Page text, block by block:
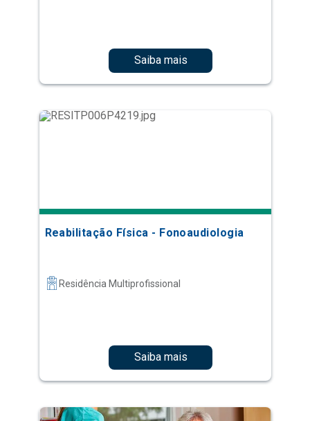
Saiba mais
Reabilitação Física - Fonoaudiologia
Residência Multiprofissional
Saiba mais